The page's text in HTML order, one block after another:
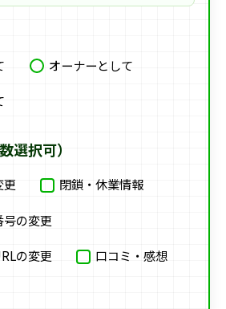
オーナーとして
選択可）
更 閉鎖・休業情報
の変更
の変更 口コミ・感想